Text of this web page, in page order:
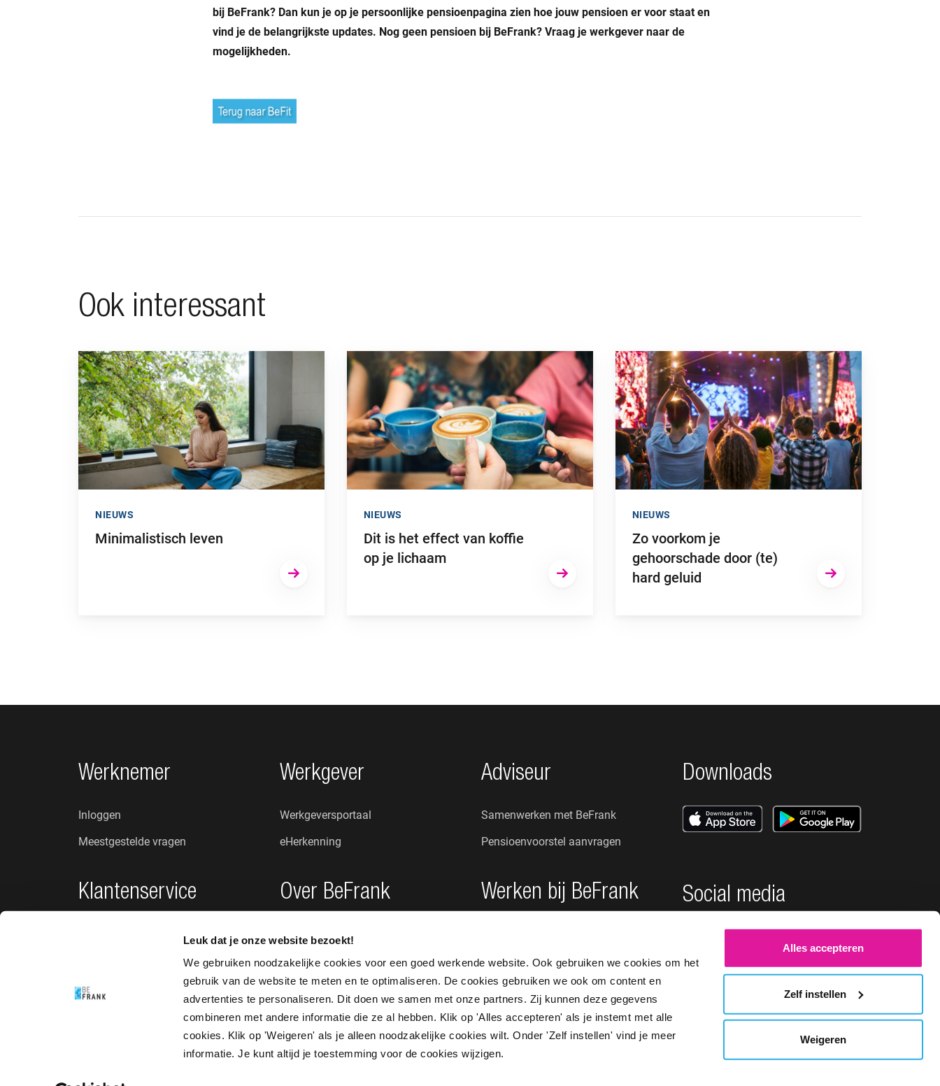
Leuk dat je onze website bezoekt!
We gebruiken noodzakelijke cookies voor een goed werkende website. Ook gebruiken we cookies om het
gebruik van de website te meten en te optimaliseren. De cookies gebruiken we ook om content en
advertenties te personaliseren. Dit doen we samen met onze partners. Zij kunnen deze gegevens
combineren met andere informatie die ze al hebben. Klik op 'Alles accepteren' als je instemt met alle
cookies. Klik op 'Weigeren' als je alleen noodzakelijke cookies wilt. Onder 'Zelf instellen' vind je meer
informatie. Je kunt altijd je toestemming voor de cookies wijzigen.
Alles accepteren
Zelf instellen
Weigeren
bij BeFrank? Dan kun je op je persoonlijke pensioenpagina zien hoe jouw pensioen er voor staat en
vind je de belangrijkste updates. Nog geen pensioen bij BeFrank? Vraag je werkgever naar de
mogelijkheden.
Ook interessant
Ga naar “Minimalistisch leven”
Minimalistisch leven
NIEUWS
Ga naar “Dit is het effect van koffie op je lichaam”
Dit is het effect van koffie
op je lichaam
NIEUWS
Ga naar “Zo voorkom je gehoorschade door (te) hard geluid”
Zo voorkom je
gehoorschade door (te)
hard geluid
NIEUWS
Footer navigatie
Werknemer
Inloggen
Meestgestelde vragen
Klantenservice
Klachten en suggesties
Toegankelijkheid
Werkgever
Werkgeversportaal
eHerkenning
Over BeFrank
Wie zijn wij?
Nieuws
Adviseur
Samenwerken met BeFrank
Pensioenvoorstel aanvragen
Werken bij BeFrank
Vacatures
Downloads
Social media